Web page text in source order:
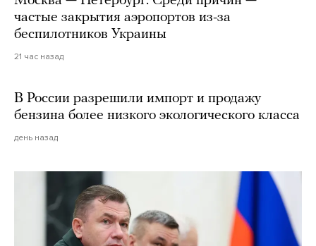
частые закрытия аэропортов из-за
беспилотников Украины
21 час назад
В России разрешили импорт и продажу
бензина более низкого экологического класса
день назад